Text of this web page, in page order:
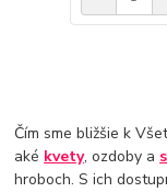
Čím sme bližšie k
aké kvety, ozdoby a
hroboch. S ich